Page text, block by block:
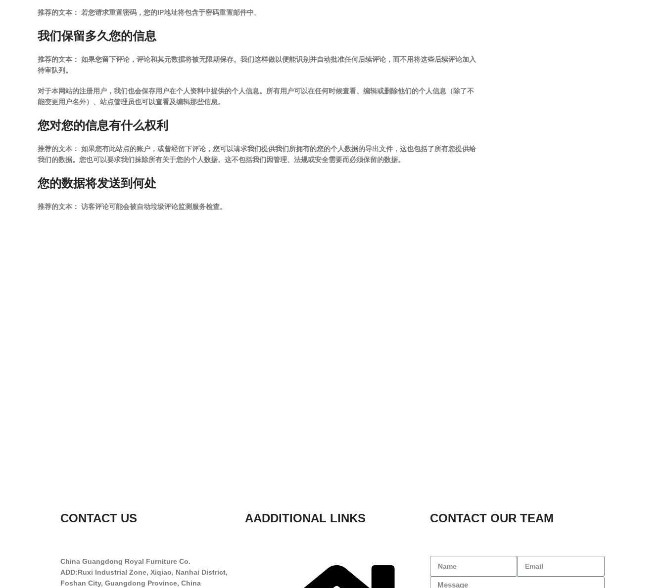
推荐的文本： 若您请求重置密码，您的IP地址将包含于密码重置邮件中。
我们保留多久您的信息
推荐的文本： 如果您留下评论，评论和其元数据将被无限期保存。我们这样做以便能识别并自动批准任何后续评论，而不用将这些后续评论加入
待审队列。
对于本网站的注册用户，我们也会保存用户在个人资料中提供的个人信息。所有用户可以在任何时候查看、编辑或删除他们的个人信息（除了不
能变更用户名外）、站点管理员也可以查看及编辑那些信息。
您对您的信息有什么权利
推荐的文本： 如果您有此站点的账户，或曾经留下评论，您可以请求我们提供我们所拥有的您的个人数据的导出文件，这也包括了所有您提供给
我们的数据。您也可以要求我们抹除所有关于您的个人数据。这不包括我们因管理、法规或安全需要而必须保留的数据。
您的数据将发送到何处
推荐的文本： 访客评论可能会被自动垃圾评论监测服务检查。
CONTACT US
China Guangdong Royal Furniture Co.
ADD:Ruxi Industrial Zone, Xiqiao, Nanhai District,
Foshan City, Guangdong Province, China
AADDITIONAL LINKS CONTACT OUR TEAM